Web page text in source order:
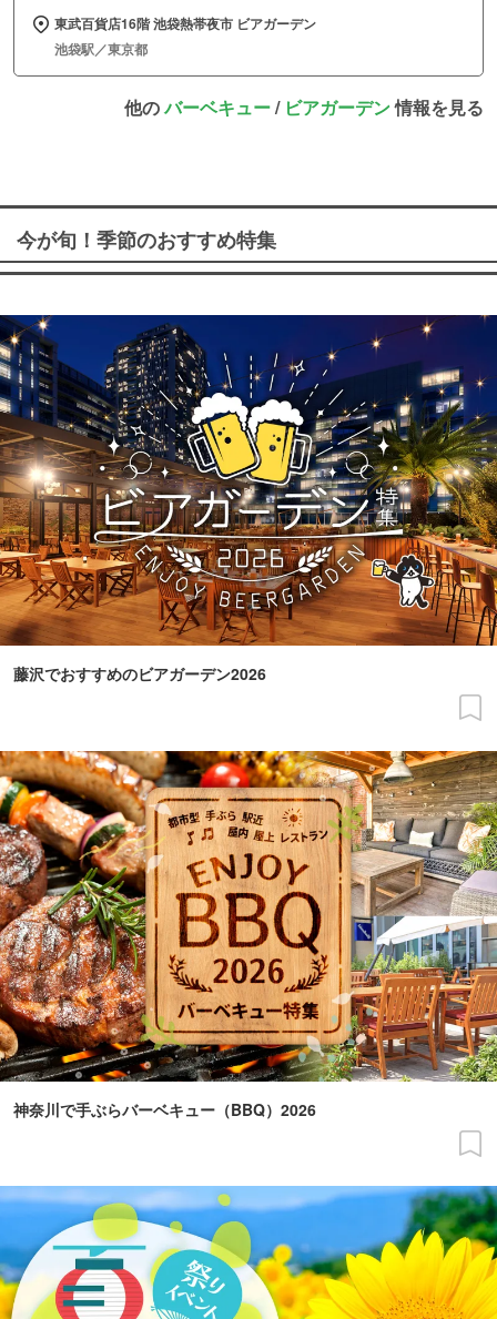
東武百貨店16階 池袋熱帯夜市 ビアガーデン
池袋駅／東京都
他のバーベキュー/ ビアガーデン情報を見る
今が旬！季節のおすすめ特集
藤沢でおすすめのビアガーデン2026
神奈川で手ぶらバーベキュー（BBQ）2026